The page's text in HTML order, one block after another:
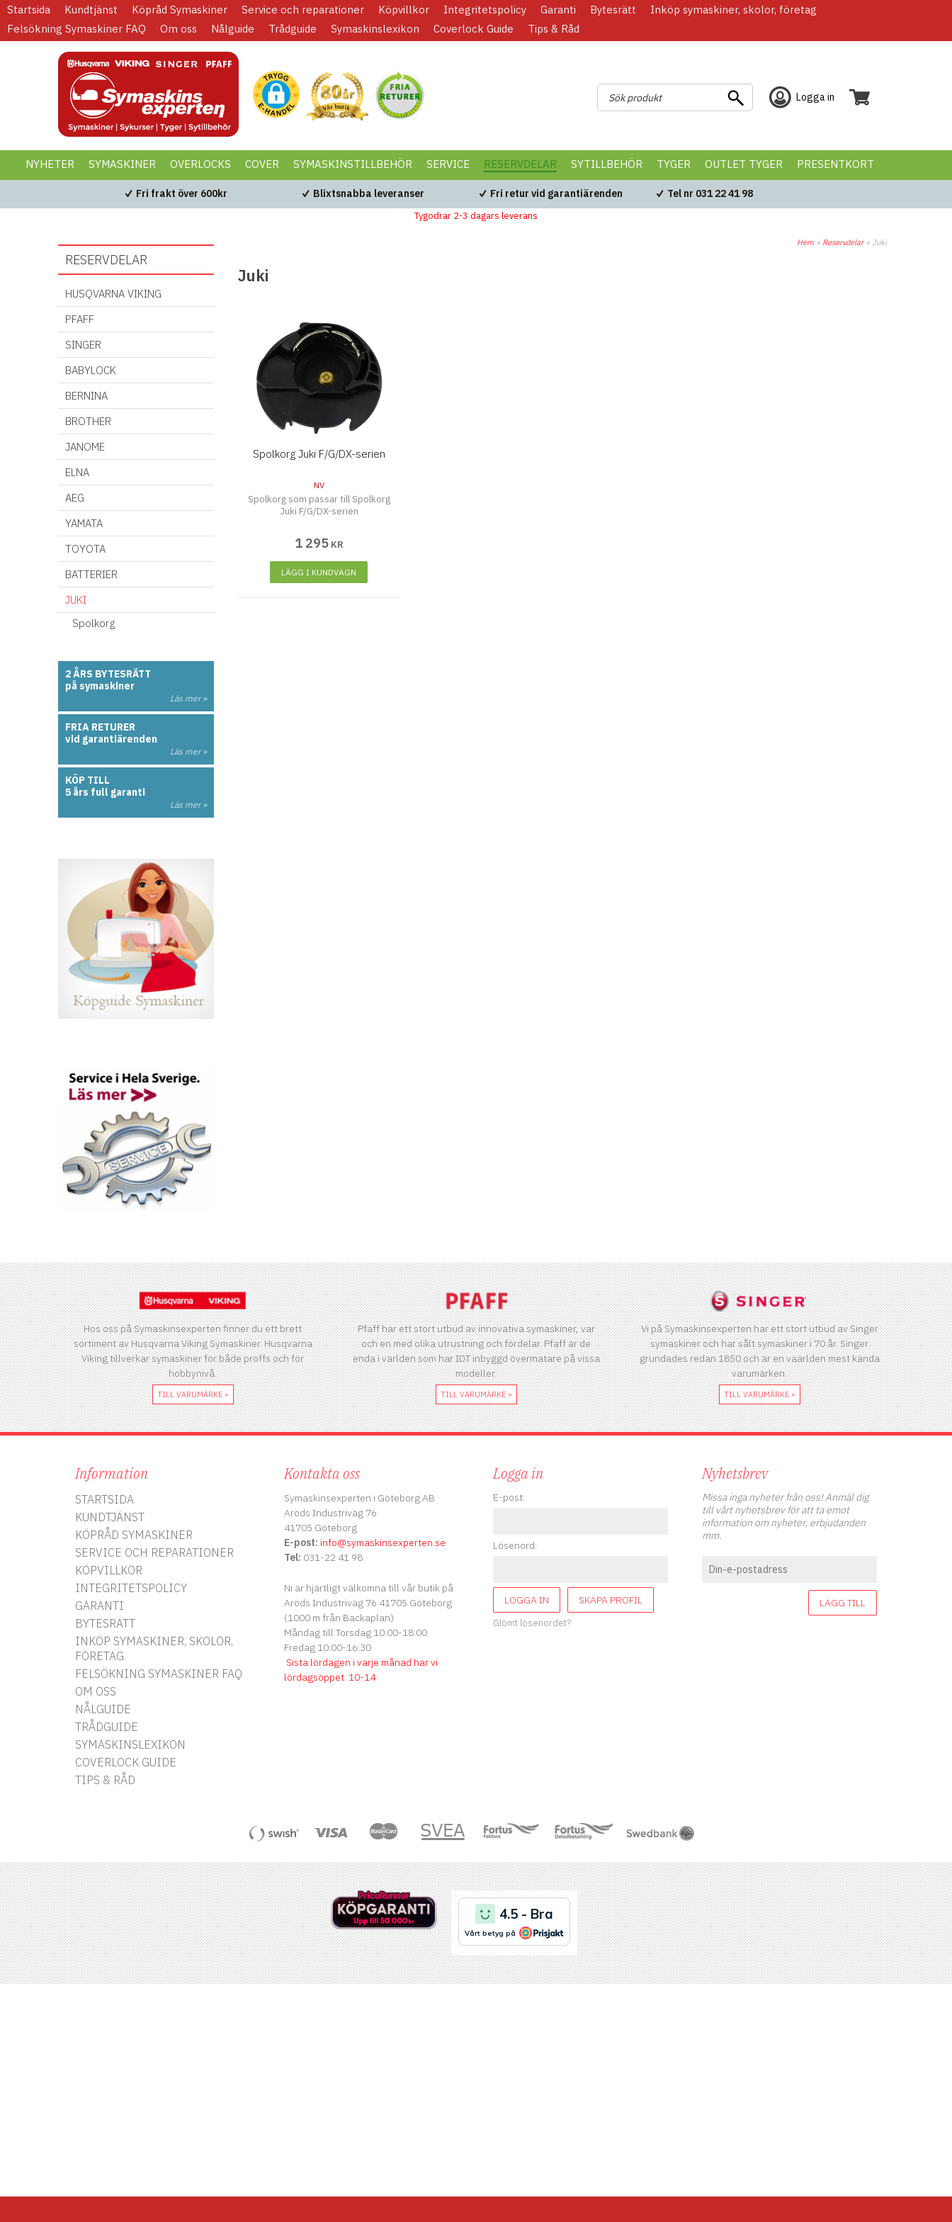
Startsida Kundtjänst Köpråd Symaskiner Service och reparationer Köpvillkor Integritetspolicy Garanti Bytesrätt
Inköp symaskiner, skolor, företag
Felsökning Symaskiner FAQ
Om oss Nålguide Trådguide Symaskinslexikon Coverlock Guide Tips & Råd
Logga in
NYHETER SYMASKINER OVERLOCKS COVER SYMASKINSTILLBEHÖR SERVICE RESERVDELAR SYTILLBEHÖR TYGER OUTLET TYGER PRESENTKORT
BLACK WEEKFri frakt över 600kr Blixtsnabba leveranser Fri retur vid garantiärenden Tel nr 031 22 41 98
Tygodrar 2-3 dagars leverans
RESERVDELAR
HUSQVARNA VIKING
PFAFF
SINGER
BABYLOCK
BERNINA
BROTHER
JANOME
ELNA
AEG
YAMATA
TOYOTA
BATTERIER
JUKI
Spolkorg
2 ÅRS BYTESRÄTT
på symaskiner
Läs mer »
FRIA RETURER
vid garantiärenden
Läs mer »
KÖP TILL
5 års full garanti
Läs mer »
Hem » Reservdelar» Juki
Juki
Spolkorg Juki F/G/DX-serien
NV
Spolkorg som passar till Spolkorg
Juki F/G/DX-serien
1 295 KR
LÄGG I KUNDVAGN
Hos oss på Symaskinsexperten finner du ett brett
sortiment av Husqvarna Viking Symaskiner. Husqvarna
Viking tillverkar symaskiner för både proffs och för
hobbynivå.
TILL VARUMÄRKE »
Pfaff har ett stort utbud av innovativa symaskiner, var
och en med olika utrustning och fördelar. Pfaff är de
enda i världen som har IDT inbyggd övermatare på vissa
modeller.
TILL VARUMÄRKE »
Vi på Symaskinsexperten har ett stort utbud av Singer
symaskiner och har sålt symaskiner i 70 år. Singer
grundades redan 1850 och är en vaärlden mest kända
varumärken.
TILL VARUMÄRKE »
Information
STARTSIDA
KUNDTJÄNST
KÖPRÅD SYMASKINER
SERVICE OCH REPARATIONER
KÖPVILLKOR
INTEGRITETSPOLICY
GARANTI
BYTESRÄTT
INKÖP SYMASKINER, SKOLOR,
FÖRETAG
FELSÖKNING SYMASKINER FAQ
OM OSS
NÅLGUIDE
TRÅDGUIDE
SYMASKINSLEXIKON
COVERLOCK GUIDE
TIPS & RÅD
Kontakta oss
Symaskinsexperten i Göteborg AB
Aröds Industriväg 76
41705 Göteborg
E-post: info@symaskinsexperten.se
Tel: 031-22 41 98
Ni är hjärtligt välkomna till vår butik på
Aröds Industriväg 76 41705 Göteborg
(1000 m från Backaplan)
Måndag till Torsdag 10:00-18:00
Fredag 10:00-16:30
Sista lördagen i varje månad har vi
lördagsöppet. 10-14
Logga in
E-post:
Lösenord:
LOGGA IN SKAPA PROFIL
Glömt lösenordet?
Nyhetsbrev
Missa inga nyheter från oss! Anmäl dig
till vårt nyhetsbrev för att ta emot
information om nyheter, erbjudanden
mm.
LÄGG TILL